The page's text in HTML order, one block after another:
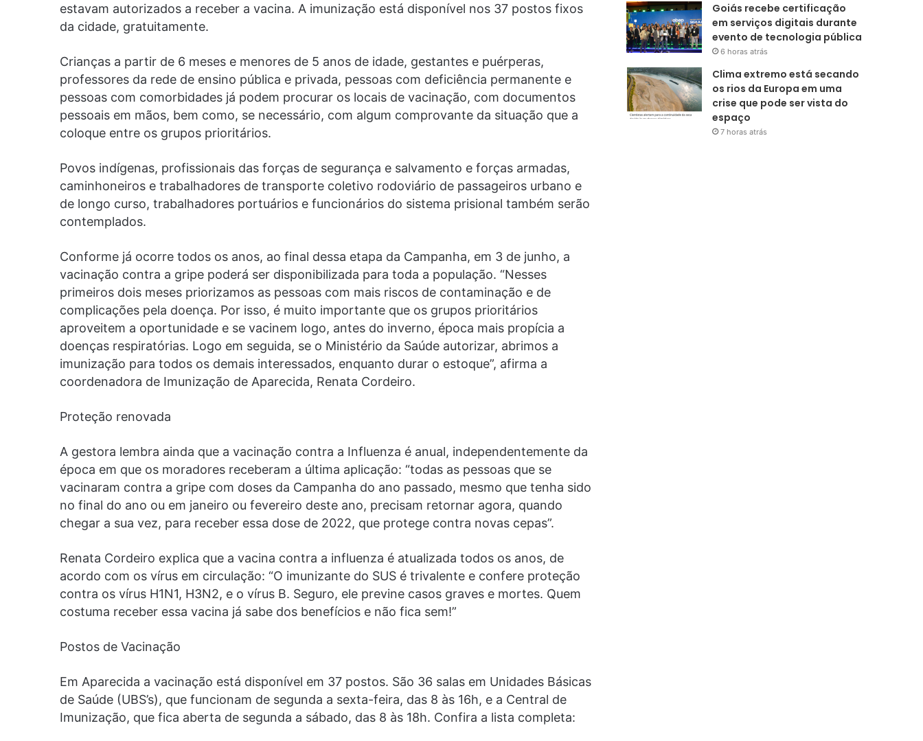
estavam autorizados a receber a vacina. A imunização está disponível nos 37 postos fixos
da cidade, gratuitamente.
Crianças a partir de 6 meses e menores de 5 anos de idade, gestantes e puérperas,
professores da rede de ensino pública e privada, pessoas com deficiência permanente e
pessoas com comorbidades já podem procurar os locais de vacinação, com documentos
pessoais em mãos, bem como, se necessário, com algum comprovante da situação que a
coloque entre os grupos prioritários.
Povos indígenas, profissionais das forças de segurança e salvamento e forças armadas,
caminhoneiros e trabalhadores de transporte coletivo rodoviário de passageiros urbano e
de longo curso, trabalhadores portuários e funcionários do sistema prisional também serão
contemplados.
Conforme já ocorre todos os anos, ao final dessa etapa da Campanha, em 3 de junho, a
vacinação contra a gripe poderá ser disponibilizada para toda a população. “Nesses
primeiros dois meses priorizamos as pessoas com mais riscos de contaminação e de
complicações pela doença. Por isso, é muito importante que os grupos prioritários
aproveitem a oportunidade e se vacinem logo, antes do inverno, época mais propícia a
doenças respiratórias. Logo em seguida, se o Ministério da Saúde autorizar, abrimos a
imunização para todos os demais interessados, enquanto durar o estoque”, afirma a
coordenadora de Imunização de Aparecida, Renata Cordeiro.
Proteção renovada
A gestora lembra ainda que a vacinação contra a Influenza é anual, independentemente da
época em que os moradores receberam a última aplicação: “todas as pessoas que se
vacinaram contra a gripe com doses da Campanha do ano passado, mesmo que tenha sido
no final do ano ou em janeiro ou fevereiro deste ano, precisam retornar agora, quando
chegar a sua vez, para receber essa dose de 2022, que protege contra novas cepas”.
Renata Cordeiro explica que a vacina contra a influenza é atualizada todos os anos, de
acordo com os vírus em circulação: “O imunizante do SUS é trivalente e confere proteção
contra os vírus H1N1, H3N2, e o vírus B. Seguro, ele previne casos graves e mortes. Quem
costuma receber essa vacina já sabe dos benefícios e não fica sem!”
Postos de Vacinação
Em Aparecida a vacinação está disponível em 37 postos. São 36 salas em Unidades Básicas
de Saúde (UBS’s), que funcionam de segunda a sexta-feira, das 8 às 16h, e a Central de
Imunização, que fica aberta de segunda a sábado, das 8 às 18h. Confira a lista completa:
Goiás recebe certificação
em serviços digitais durante
evento de tecnologia pública
6 horas atrás
Clima extremo está secando
os rios da Europa em uma
crise que pode ser vista do
espaço
7 horas atrás